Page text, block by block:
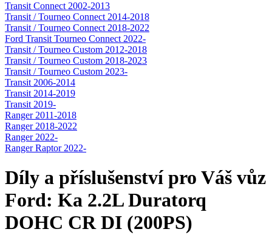
Transit Connect 2002-2013
Transit / Tourneo Connect 2014-2018
Transit / Tourneo Connect 2018-2022
Ford Transit Tourneo Connect 2022-
Transit / Tourneo Custom 2012-2018
Transit / Tourneo Custom 2018-2023
Transit / Tourneo Custom 2023-
Transit 2006-2014
Transit 2014-2019
Transit 2019-
Ranger 2011-2018
Ranger 2018-2022
Ranger 2022-
Ranger Raptor 2022-
Díly a příslušenství pro Váš vůz
Ford: Ka 2.2L Duratorq
DOHC CR DI (200PS)